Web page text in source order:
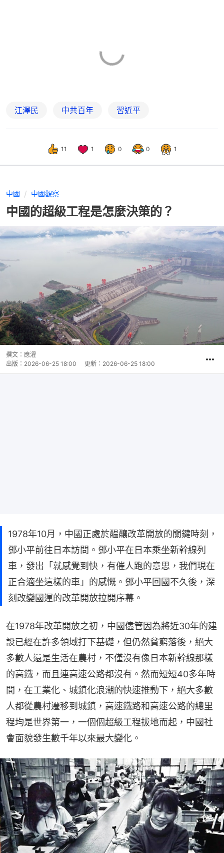
江澤民 中共百年 習近平
11 1 0 0 1
中國 中國觀察
中國的超級工程是怎麼決策的？
撰文： 應濯
出版： 2026-06-25 18:00 更新： 2026-06-25 18:00
1978年10月，中國正處於醖釀改革開放的關鍵時刻，
鄧小平前往日本訪問。鄧小平在日本乘坐新幹線列
車，發出「就感覺到快，有催人跑的意思，我們現在
正合適坐這樣的車」的感慨。鄧小平回國不久後，深
刻改變國運的改革開放拉開序幕。
在1978年改革開放之初，中國儘管因為將近30年的建
設已經在許多領域打下基礎，但仍然貧窮落後，絕大
多數人還是生活在農村，不僅沒有像日本新幹線那樣
的高鐵，而且連高速公路都沒有。然而短短40多年時
間，在工業化、城鎮化浪潮的快速推動下，絕大多數
人都從農村遷移到城鎮，高速鐵路和高速公路的總里
程均是世界第一，一個個超級工程拔地而起，中國社
會面貌發生數千年以來最大變化。